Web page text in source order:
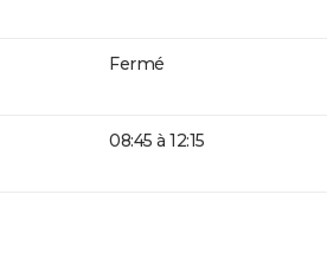
Fermé
08:45 à 12:15